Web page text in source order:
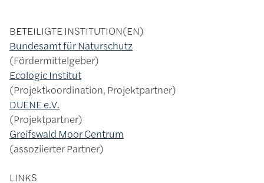
BETEILIGTE INSTITUTION(EN)
Bundesamt für Naturschutz
Fördermittelgeber
Ecologic Institut
Projektkoordination, Projektpartner
DUENE e.V.
Projektpartner
Greifswald Moor Centrum
assoziierter Partner
LINKS